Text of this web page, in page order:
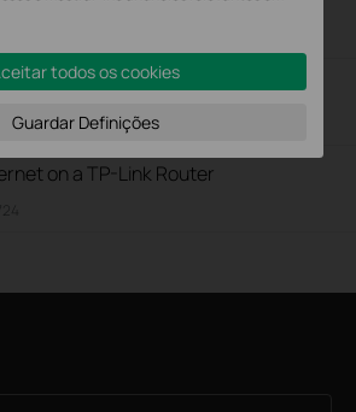
aceder ao site tplinkwifi.net?
views
on a TP-Link Router
todos os cookies
Guardar Definições